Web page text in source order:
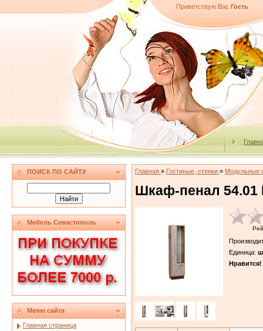
Приветствую Вас Гость
ПОИСК ПО САЙТУ
Мебель Севастополь
Меню сайта
Главная страница
Главная » Гостиные, стенки » Модульные
Шкаф-пенал
Единица:
Нравится!